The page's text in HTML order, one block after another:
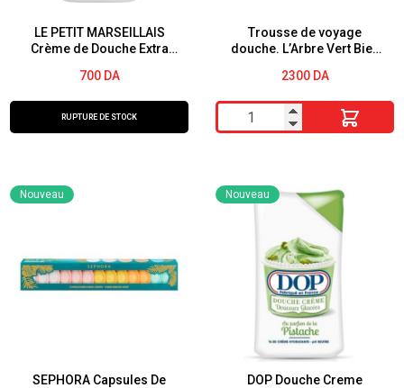
LE PETIT MARSEILLAIS
Crème de Douche Extra
250ml
700 DA
RUPTURE DE STOCK
Trousse de voyage
douche. L’Arbre Vert Bien
2300 DA
quantité
de
de
voyage
SEPHORA Capsules De
Nouveau
DOP Douche Creme
Nouveau